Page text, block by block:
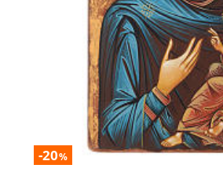
-20%